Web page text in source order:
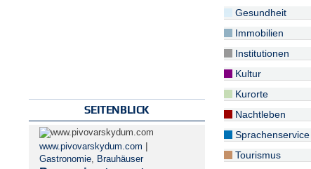
SEITENBLICK
www.pivovarskydum.com |
Gastronomie, Brauhäuser
Gesundheit
Immobilien
Institutionen
Kultur
Kurorte
Nachtleben
Sprachenservice
Tourismus